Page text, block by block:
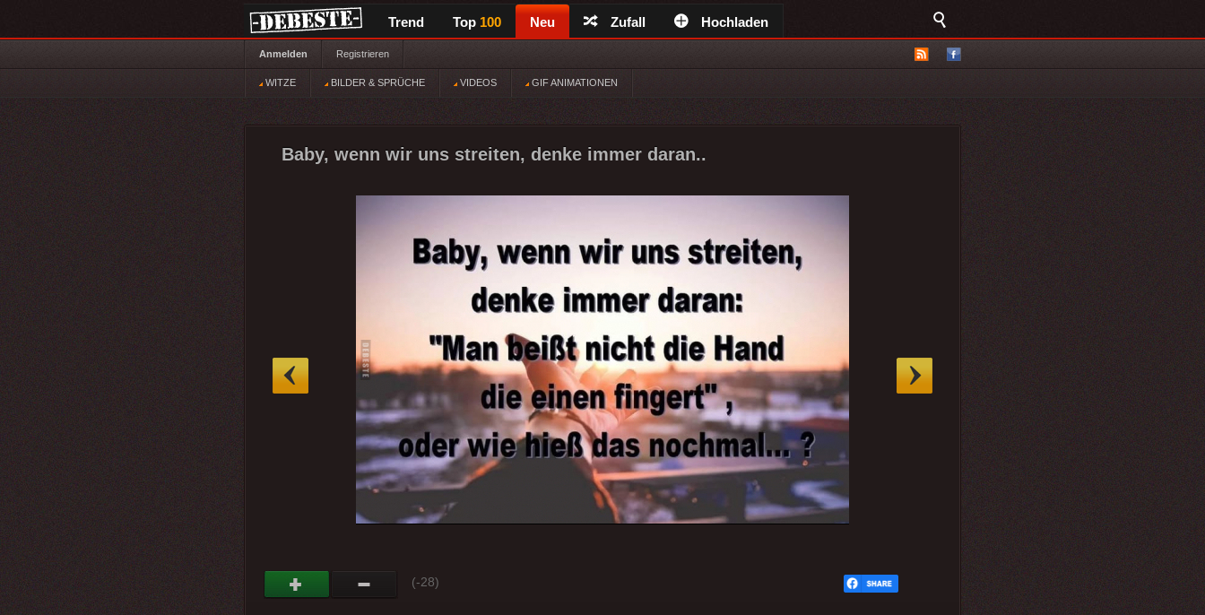
Trend Top 100 Neu Zufall Hochladen
Anmelden Registrieren
WITZE BILDER & SPRÜCHE VIDEOS GIF ANIMATIONEN
Baby, wenn wir uns streiten, denke immer daran..
(-28)